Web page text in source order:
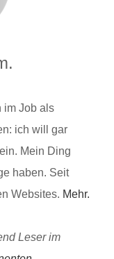
im Job als
ich will gar
Mein Ding
haben. Seit
Websites. Mehr.
Leser im